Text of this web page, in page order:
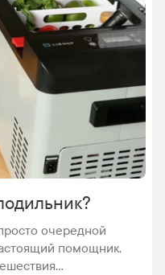
очередной
помощник,